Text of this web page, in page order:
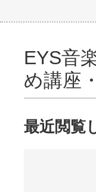
EYS音
め講座
最近閲覧